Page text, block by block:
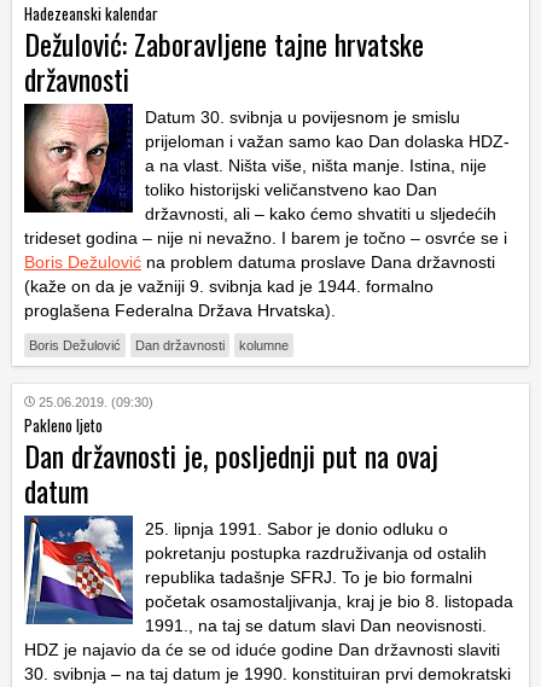
Hadezeanski kalendar
Dežulović: Zaboravljene tajne hrvatske
državnosti
Datum 30. svibnja u povijesnom je smislu
prijeloman i važan samo kao Dan dolaska HDZ-
a na vlast. Ništa više, ništa manje. Istina, nije
toliko historijski veličanstveno kao Dan
državnosti, ali – kako ćemo shvatiti u sljedećih
trideset godina – nije ni nevažno. I barem je točno – osvrće se i
Boris Dežulović na problem datuma proslave Dana državnosti
(kaže on da je važniji 9. svibnja kad je 1944. formalno
proglašena Federalna Država Hrvatska).
Boris Dežulović Dan državnosti kolumne
25.06.2019. (09:30)
Pakleno ljeto
Dan državnosti je, posljednji put na ovaj
datum
25. lipnja 1991. Sabor je donio odluku o
pokretanju postupka razdruživanja od ostalih
republika tadašnje SFRJ. To je bio formalni
početak osamostaljivanja, kraj je bio 8. listopada
1991., na taj se datum slavi Dan neovisnosti.
HDZ je najavio da će se od iduće godine Dan državnosti slaviti
30. svibnja – na taj datum je 1990. konstituiran prvi demokratski